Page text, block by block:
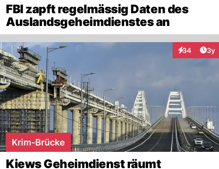
FBI zapft regelmässig Daten des
Auslandsgeheimdienstes an
34
Interaktionen
3y
Krim-Brücke
Kiews Geheimdienst räumt